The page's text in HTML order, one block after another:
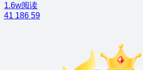
1.6w阅读
41 186 59